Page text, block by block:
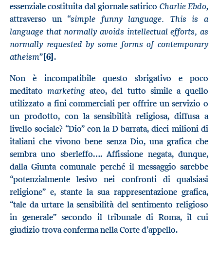
essenziale costituita dal giornale satirico Charlie Ebdo,
attraverso un “simple funny language. This is a
language that normally avoids intellectual efforts, as
normally requested by some forms of contemporary
atheism”[6].
Non è incompatibile questo sbrigativo e poco
meditatomarketing ateo, del tutto simile a quello
utilizzato a fini commerciali per offrire un servizio o
un prodotto, con la sensibilità religiosa, diffusa a
livello sociale? “Dio” con la D barrata, dieci milioni di
italiani che vivono bene senza Dio, una grafica che
sembra uno sberleffo…. Affissione negata, dunque,
dalla Giunta comunale perché il messaggio sarebbe
“potenzialmente lesivo nei confronti di qualsiasi
religione” e, stante la sua rappresentazione grafica,
“tale da urtare la sensibilità del sentimento religioso
in generale” secondo il tribunale di Roma, il cui
giudizio trova conferma nella Corte d’appello.